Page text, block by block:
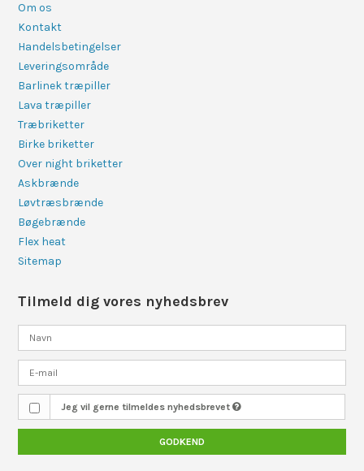
Om os
Kontakt
Handelsbetingelser
Leveringsområde
Barlinek træpiller
Lava træpiller
Træbriketter
Birke briketter
Over night briketter
Askbrænde
Løvtræsbrænde
Bøgebrænde
Flex heat
Sitemap
Tilmeld dig vores nyhedsbrev
Jeg vil gerne tilmeldes nyhedsbrevet
GODKEND